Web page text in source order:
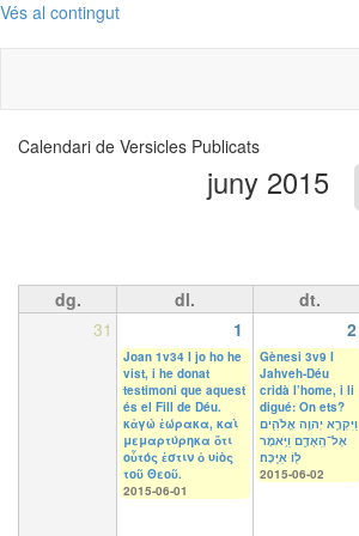
Vés al contingut
Calendari de Versicles Publicats
juny 2015
dg. dl. dt.
31
1 2
Joan 1v34 I jo ho he
vist, i he donat
testimoni que aquest
és el Fill de Déu.
κἀγὼ ἑώρακα, καὶ
μεμαρτύρηκα ὅτι
οὗτός ἐστιν ὁ υἱὸς
τοῦ Θεοῦ.
2015-06-01
Gènesi 3v9 I
Jahveh-Déu
cridà l’home, i li
digué: On ets?
וַיִּקְרָ֛א יְהוָ֥ה אֱלֹהִ֖ים
אֶל־הָֽאָדָ֑ם וַיֹּ֥אמֶר
ל֖וֹ אַיֶּֽכָּה׃
2015-06-02